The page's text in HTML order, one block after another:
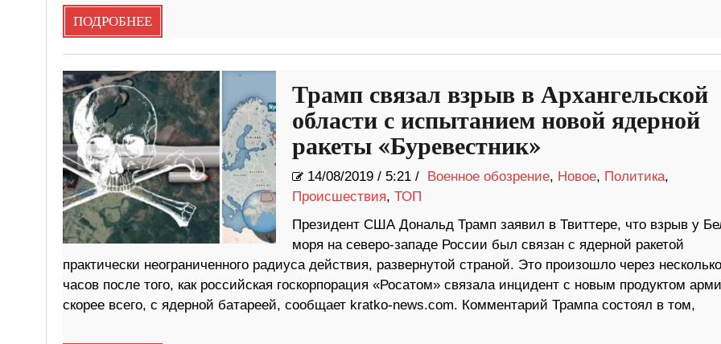
ПОДРОБНЕЕ
Трамп связал взрыв в Архангельской
области с испытанием новой ядерной
ракеты «Буревестник»
14/08/2019/ 5:21 / Военное обозрение, Новое, Политика,
Происшествия, ТОП
Президент США Дональд Трамп заявил в Твиттере, что взрыв у
моря на северо-западе России был связан с ядерной ракетой
практически неограниченного радиуса действия, развернутой страной. Это произошло через несколько
часов после того, как российская госкорпорация «Росатом» связала инцидент с новым продуктом
скорее всего, с ядерной батареей, сообщает kratko-news.com. Комментарий Трампа состоял в том,